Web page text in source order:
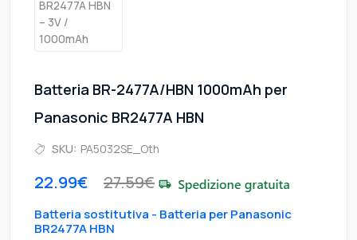
Batteria BR-2477A/HBN 1000mAh per
Panasonic BR2477A HBN
SKU: PA5032SE_Oth
22.99€ 27.59€
Batteria sostitutiva - Batteria per Panasonic
BR2477A HBN